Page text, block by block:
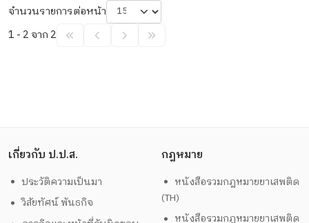
จำนวนรายการต่อหน้า
1 - 2 จาก 2
เกี่ยวกับ ป.ป.ส.
ประวัติความเป็นมา
วิสัยทัศน์ พันธกิจ
กฎหมาย
หนังสือรวมกฎหมายยาเสพติด
(TH)
หนังสือรวมกฎหมายยาเสพติด